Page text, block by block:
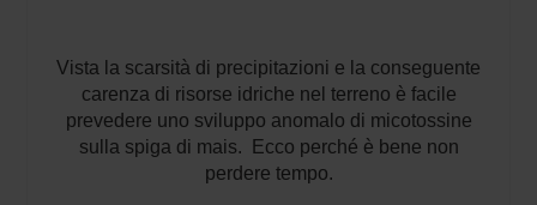
Vista la scarsità di precipitazioni e la conseguente
carenza di risorse idriche nel terreno è facile
prevedere uno sviluppo anomalo di micotossine
sulla spiga di mais. Ecco perché è bene non
perdere tempo.